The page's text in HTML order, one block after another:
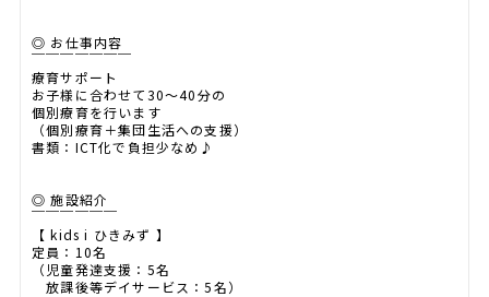
◎ お仕事内容
￣￣￣￣￣￣￣
療育サポート
お子様に合わせて30～40分の
個別療育を行います
（個別療育＋集団生活への支援）
書類：ICT化で負担少なめ♪
◎ 施設紹介
￣￣￣￣￣￣
【 kids i ひきみず 】
定員：10名
（児童発達支援：5名
放課後等デイサービス：5名）